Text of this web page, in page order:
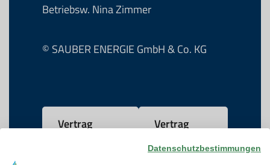
Betriebsw. Nina Zimmer
© SAUBER ENERGIE GmbH & Co. KG
Vertrag
Vertrag
kündigen
Datenschutzbestimmungen